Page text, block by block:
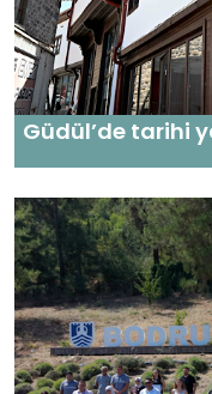
Güdül’de tarihi